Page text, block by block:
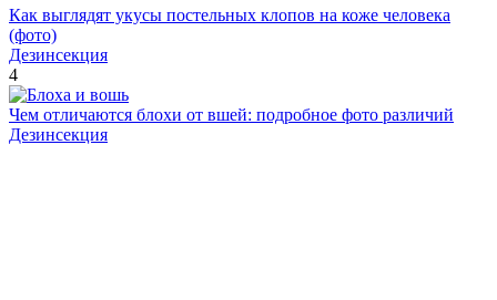
Как выглядят укусы постельных клопов на коже человека
(фото)
Дезинсекция
4
Чем отличаются блохи от вшей: подробное фото различий
Дезинсекция